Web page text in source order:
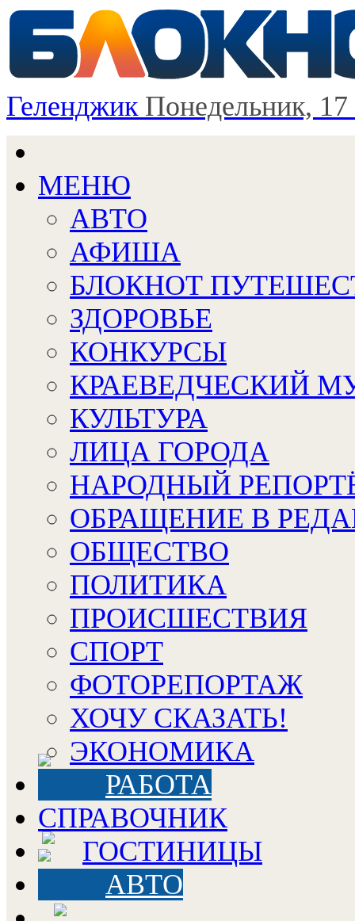
Геленджик Понедельник, 17
МЕНЮ
АВТО
АФИША
БЛОКНОТ
ЗДОРОВЬЕ
КОНКУРСЫ
КРАЕВЕДЧЕСКИЙ
КУЛЬТУРА
ЛИЦА ГОРОДА
НАРОДНЫЙ
ОБРАЩЕНИЕ В
ОБЩЕСТВО
ПОЛИТИКА
ПРОИСШЕСТВИЯ
СПОРТ
ФОТОРЕПОРТАЖ
ХОЧУ СКАЗАТЬ!
ЭКОНОМИКА
РАБОТА
СПРАВОЧНИК
ГОСТИНИЦЫ
АВТО